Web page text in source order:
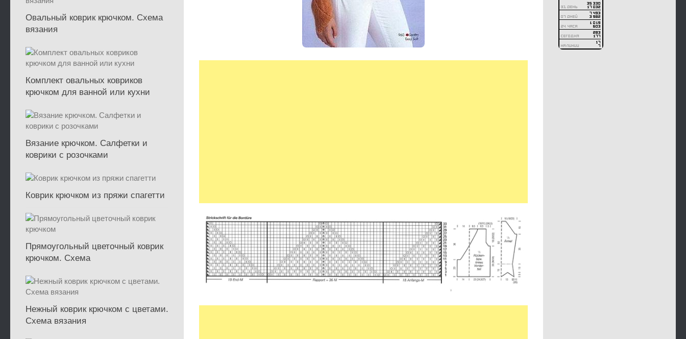
Овальный коврик крючком. Схема
вязания
Комплект овальных ковриков
крючком для ванной или кухни
Вязание крючком. Салфетки и
коврики с розочками
Коврик крючком из пряжи спагетти
Прямоугольный цветочный коврик
крючком. Схема
Нежный коврик крючком с цветами.
Схема вязания